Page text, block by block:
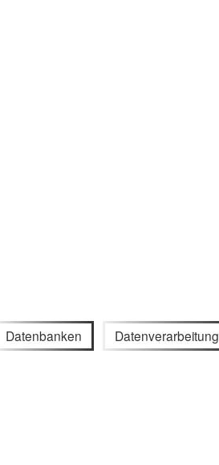
Datenbanken Datenverarbeitung